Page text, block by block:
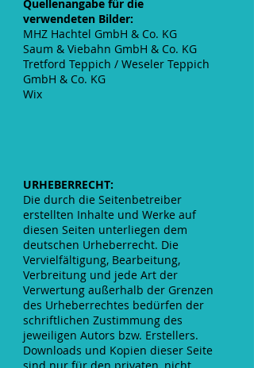
Quellenangabe für die
verwendeten Bilder:
MHZ Hachtel GmbH & Co. KG
Saum & Viebahn GmbH & Co. KG
Tretford Teppich / Weseler Teppich
GmbH & Co. KG
Wix
URHEBERRECHT:
Die durch die Seitenbetreiber
erstellten Inhalte und Werke auf
diesen Seiten unterliegen dem
deutschen Urheberrecht. Die
Vervielfältigung, Bearbeitung,
Verbreitung und jede Art der
Verwertung außerhalb der Grenzen
des Urheberrechtes bedürfen der
schriftlichen Zustimmung des
jeweiligen Autors bzw. Erstellers.
Downloads und Kopien dieser Seite